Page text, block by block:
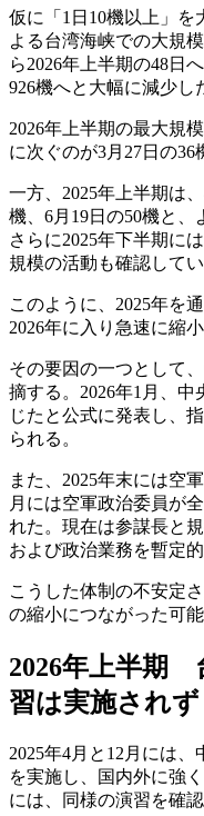
仮に「1日10機以上」を
よる台湾海峡での大規
ら2026年上半期の48日
926機へと大幅に減少し
2026年上半期の最大規
に次ぐのが3月27日の36
一方、2025年上半期は
機、6月19日の50機と、
さらに2025年下半期に
規模の活動も確認してい
このように、2025年を
2026年に入り急速に縮小
その要因の一つとして
摘する。2026年1月、
じたと公式に発表し、
られる。
また、2025年末には空
月には空軍政治委員が
れた。現在は参謀長と
および政治業務を暫定
こうした体制の不安定
の縮小につながった可能
2026年上半期
習は実施されず
2025年4月と12月には
を実施し、国内外に強
には、同様の演習を確認